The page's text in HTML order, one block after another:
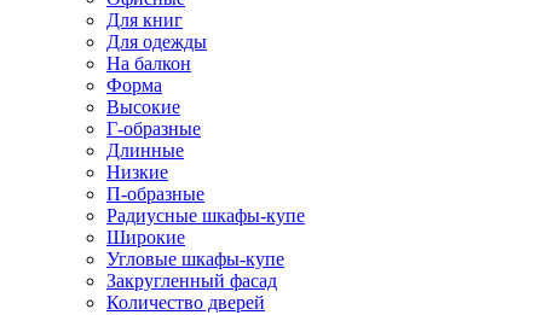
Для книг
Для одежды
На балкон
Форма
Высокие
Г-образные
Длинные
Низкие
П-образные
Радиусные шкафы-купе
Широкие
Угловые шкафы-купе
Закругленный фасад
Количество дверей